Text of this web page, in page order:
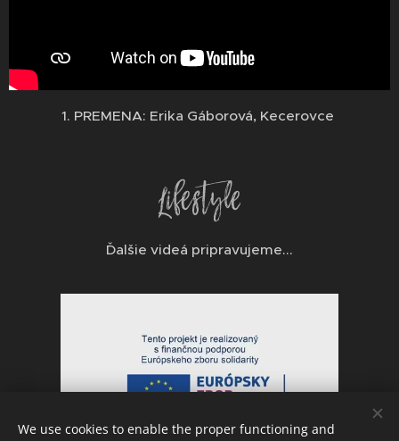
1. PREMENA: Erika Gáborová, Kecerovce
Ďalšie videá pripravujeme...
We use cookies to enable the proper functioning and